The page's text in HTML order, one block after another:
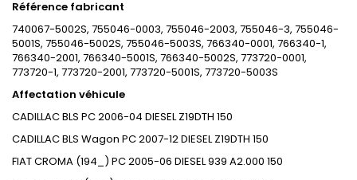
Référence fabricant
740067-5002S, 755046-0003, 755046-2003, 755046-3, 755046-
5001S, 755046-5002S, 755046-5003S, 766340-0001, 766340-1,
766340-2001, 766340-5001S, 766340-5002S, 773720-0001,
773720-1, 773720-2001, 773720-5001S, 773720-5003S
Affectation véhicule
CADILLAC BLS PC 2006-04 DIESEL Z19DTH 150
CADILLAC BLS Wagon PC 2007-12 DIESEL Z19DTH 150
FIAT CROMA (194_) PC 2005-06 DIESEL 939 A2.000 150